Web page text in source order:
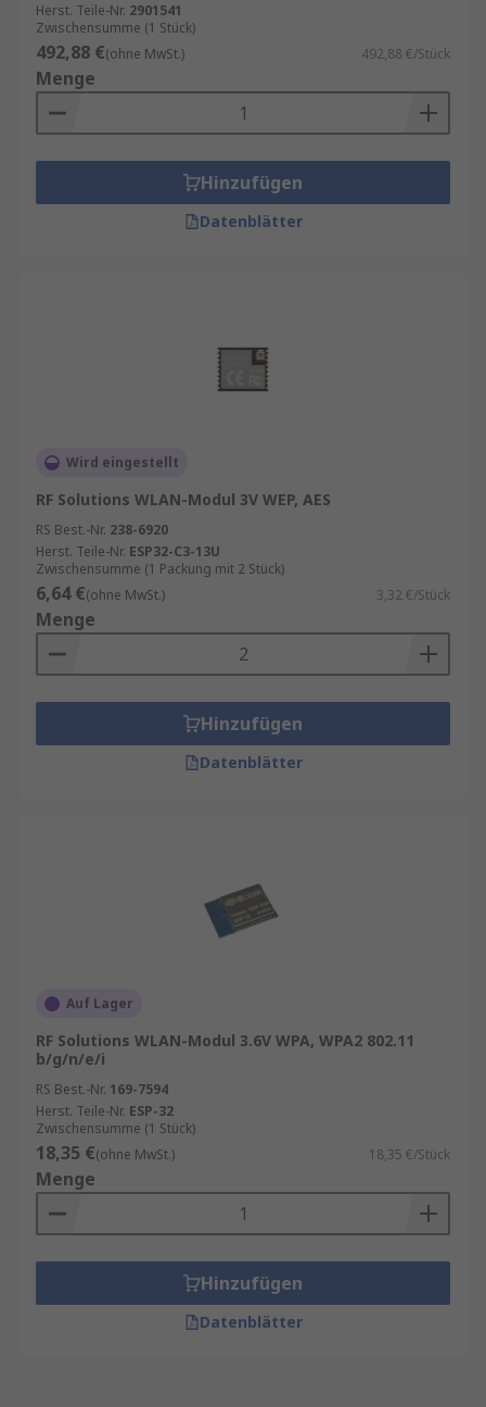
Herst. Teile-Nr. 2901541
Zwischensumme (1 Stück)
492,88 €(ohne MwSt.) 492,88 €/Stück
Menge
Hinzufügen
Datenblätter
Wird eingestellt
RF Solutions WLAN-Modul 3V WEP, AES
RS Best.-Nr. 238-6920
Herst. Teile-Nr. ESP32-C3-13U
Zwischensumme (1 Packung mit 2 Stück)
6,64 €(ohne MwSt.) 3,32 €/Stück
Menge
Hinzufügen
Datenblätter
Auf Lager
RF Solutions WLAN-Modul 3.6V WPA, WPA2 802.11
b/g/n/e/i
RS Best.-Nr. 169-7594
Herst. Teile-Nr. ESP-32
Zwischensumme (1 Stück)
18,35 €(ohne MwSt.) 18,35 €/Stück
Menge
Hinzufügen
Datenblätter